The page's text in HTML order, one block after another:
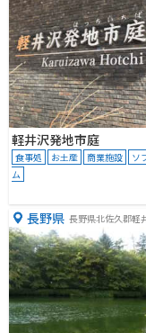
軽井沢発地市庭
食事処 お土産 商業施設
ソ
ム
長野県 長野県北佐久郡軽